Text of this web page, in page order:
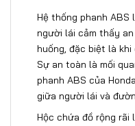
Hệ thống phanh ABS
người lái cảm thấy
huống, đặc biệt là
Sự an toàn là mối
phanh ABS của
giữa người lái và
Hộc chứa đồ rộng